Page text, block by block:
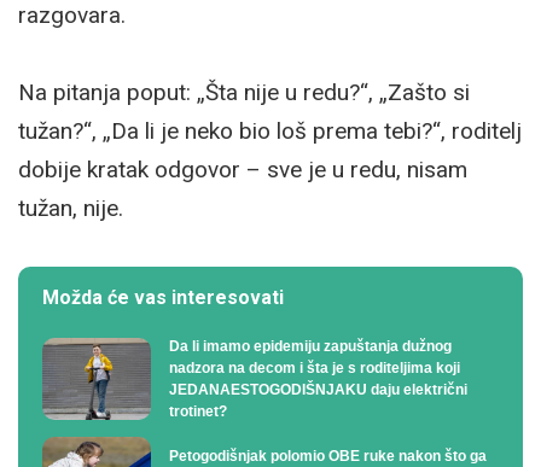
razgovara.
Na pitanja poput: „Šta nije u redu?“, „Zašto si
tužan?“, „Da li je neko bio loš prema tebi?“, roditelj
dobije kratak odgovor – sve je u redu, nisam
tužan, nije.
Možda će vas interesovati
Da li imamo epidemiju zapuštanja dužnog
nadzora na decom i šta je s roditeljima koji
JEDANAESTOGODIŠNJAKU daju električni
trotinet?
Petogodišnjak polomio OBE ruke nakon što ga